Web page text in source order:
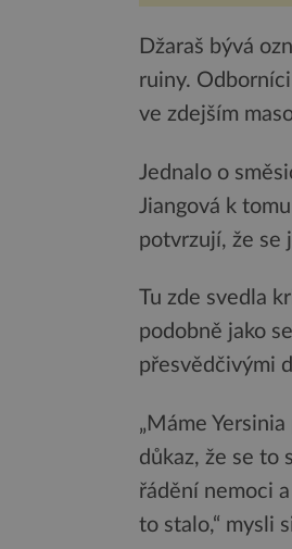
Džaraš bývá
ruiny.
ve zdejším
Jednalo o
Jiangová k
potvrzují, že se
Tu zde svedla
podobně jako
přesvědčivými
„Máme
důkaz, že se to
řádění nemoci
to stalo,“ mysli